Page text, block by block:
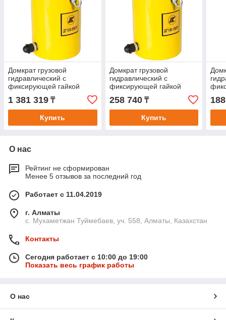
Домкрат грузовой
гидравлический с
фиксирующей гайкой
ДГ300-200ПГ
1 381 319 ₸
Купить
Домкрат грузовой
гидравлический с
фиксирующей гайкой
ДГ100-50ПГ
258 740₸
Купить
О нас
Рейтинг не сформирован
Менее 5 отзывов за последний год
Работает с 11.04.2019
г. Алматы
с. Мухаметжан Туймебаев, уч. 558, Алматы, Казахстан
Контакты
Сегодня работает с 10:00 до 19:00
Показать весь график работы
О нас